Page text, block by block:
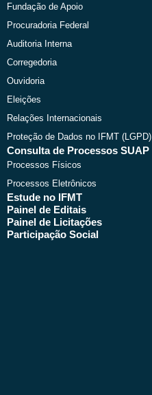
Fundação de Apoio
Procuradoria Federal
Auditoria Interna
Corregedoria
Ouvidoria
Eleições
Relações Internacionais
Proteção de Dados no IFMT (LGPD)
Consulta de Processos SUAP
Processos Físicos
Processos Eletrônicos
Estude no IFMT
Painel de Editais
Painel de Licitações
Participação Social